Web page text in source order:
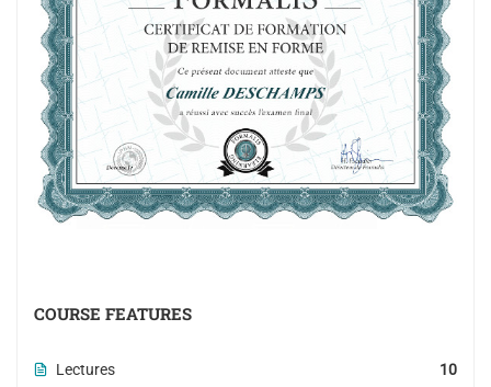
COURSE FEATURES
Lectures 10